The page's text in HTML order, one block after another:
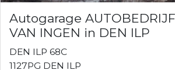
Autogarage
VAN INGEN in DEN ILP
DEN ILP 68C
1127PG DEN ILP